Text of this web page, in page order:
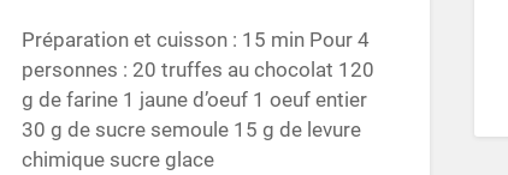
Préparation et cuisson : 15 min Pour 4
personnes : 20 truffes au chocolat 120
g de farine 1 jaune d’oeuf 1 oeuf entier
30 g de sucre semoule 15 g de levure
chimique sucre glace